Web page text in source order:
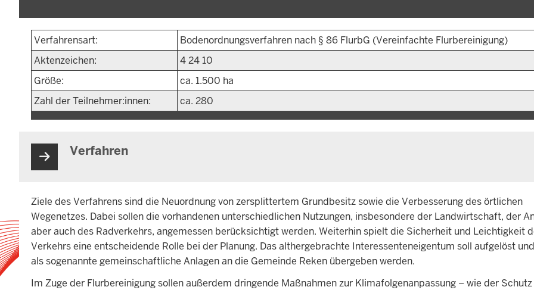
Verfahrensart:
Bodenordnungsverfahren nach § 86 FlurbG (Vereinfachte Flurbereinigung)
Aktenzeichen:
4 24 10
Größe:
ca. 1.500 ha
Zahl der Teilnehmer:innen:
ca. 280
Verfahren
Ziele des Verfahrens sind die Neuordnung von zersplittertem Grundbesitz sowie die Verbesserung des örtlichen
Wegenetzes. Dabei sollen die vorhandenen unterschiedlichen Nutzungen, insbesondere der Landwirtschaft, der
aber auch des Radverkehrs, angemessen berücksichtigt werden. Weiterhin spielt die Sicherheit und Leichtigkeit
Verkehrs eine entscheidende Rolle bei der Planung. Das althergebrachte Interessenteneigentum soll aufgelöst
als sogenannte gemeinschaftliche Anlagen an die Gemeinde Reken übergeben werden.
Im Zuge der Flurbereinigung sollen außerdem dringende Maßnahmen zur Klimafolgenanpassung – wie der